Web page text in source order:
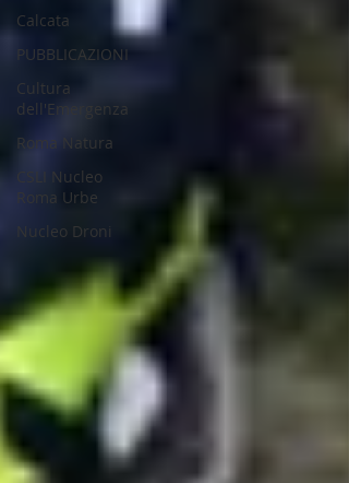
Calcata
PUBBLICAZIONI
Cultura
dell'Emergenza
Roma Natura
CSLI Nucleo
Roma Urbe
Nucleo Droni